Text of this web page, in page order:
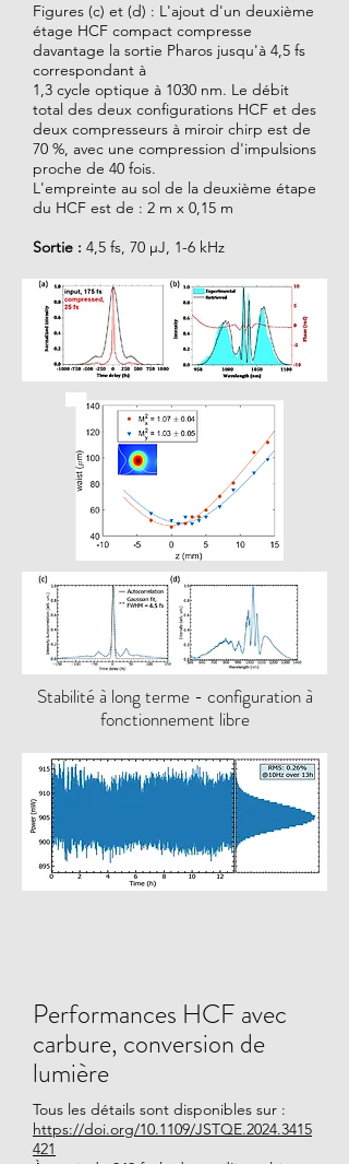
Figures (c) et (d) : L'ajout d'un deuxième
étage HCF compact compresse
davantage la sortie Pharos jusqu'à 4,5 fs
correspondant à
1,3 cycle optique à 1030 nm. Le débit
total des deux configurations HCF et des
deux compresseurs à miroir chirp est de
70 %, avec une compression d'impulsions
proche de 40 fois.
L'empreinte au sol de la deuxième étape
du HCF est de : 2 m x 0,15 m
Sortie : 4,5 fs, 70 µJ, 1-6 kHz
Stabilité à long terme - configuration à
fonctionnement libre
Performances HCF avec
carbure, conversion de
lumière
Tous les détails sont disponibles sur :
https://doi.org/10.1109/JSTQE.2024.3415
421